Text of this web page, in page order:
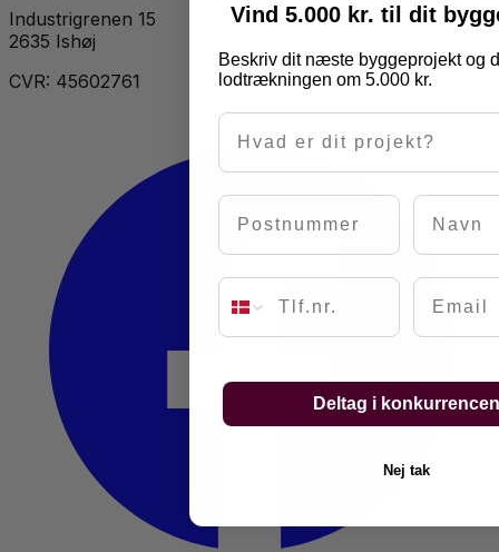
Industrigrenen 15
2635 Ishøj
CVR: 45602761
Vind 5.000 kr. til dit
Beskriv dit næste byggeprojekt og
lodtrækningen om 5.000 kr.
Hvad er dit projekt?
Postnummer Navn
Email
Deltag i konkurrencen
Nej tak